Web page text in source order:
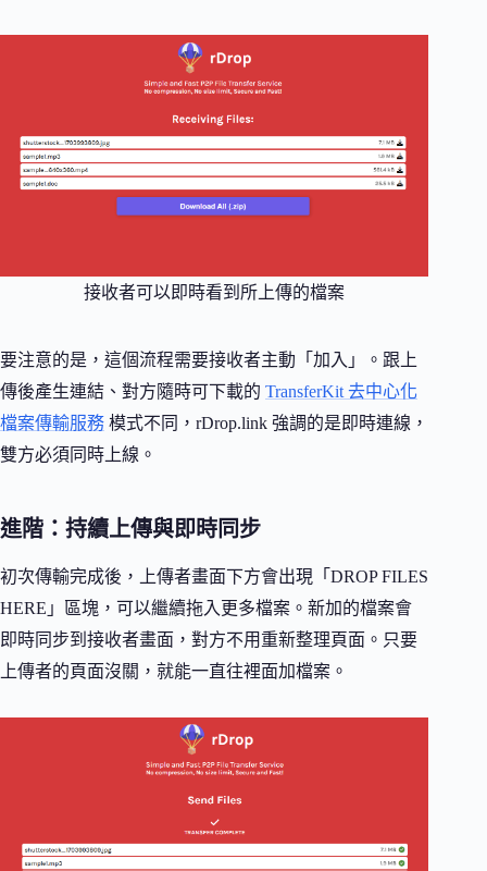
接收者可以即時看到所上傳的檔案
要注意的是，這個流程需要接收者主動「加入」。跟上
傳後產生連結、對方隨時可下載的 TransferKit 去中心化
檔案傳輸服務 模式不同，rDrop.link 強調的是即時連線，
雙方必須同時上線。
進階：持續上傳與即時同步
初次傳輸完成後，上傳者畫面下方會出現「DROP FILES
HERE」區塊，可以繼續拖入更多檔案。新加的檔案會
即時同步到接收者畫面，對方不用重新整理頁面。只要
上傳者的頁面沒關，就能一直往裡面加檔案。